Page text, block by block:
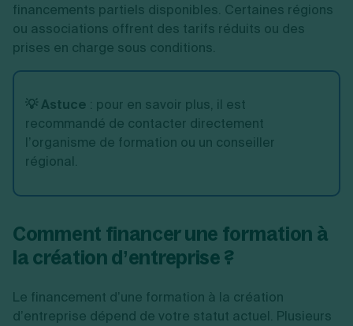
financements partiels disponibles. Certaines régions
ou associations offrent des tarifs réduits ou des
prises en charge sous conditions.
💡 Astuce : pour en savoir plus, il est
recommandé de contacter directement
l’organisme de formation ou un conseiller
régional.
Comment financer une formation à
la création d’entreprise ?
Le financement d’une formation à la création
d’entreprise dépend de votre statut actuel. Plusieurs